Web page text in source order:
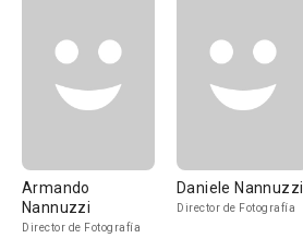
Armando
Nannuzzi
Director de Fotografía
Daniele Nannuzzi
Director de Fotografía